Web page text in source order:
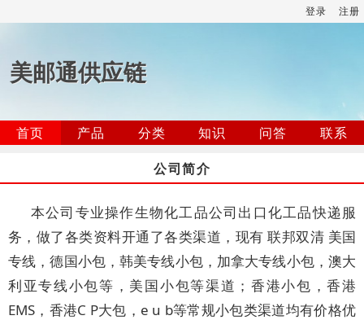
登录 注册
美邮通供应链
首页 产品 分类 知识 问答
联系
公司简介
本公司专业操作生物化工品公司出口化工品快递服
务，做了各类资料开通了各类渠道，现有 联邦双清 美国
专线，德国小包，韩美专线小包，加拿大专线小包，澳大
利亚专线小包等，美国小包等渠道；香港小包，香港
EMS，香港C P大包，e u b等常规小包类渠道均有价格优